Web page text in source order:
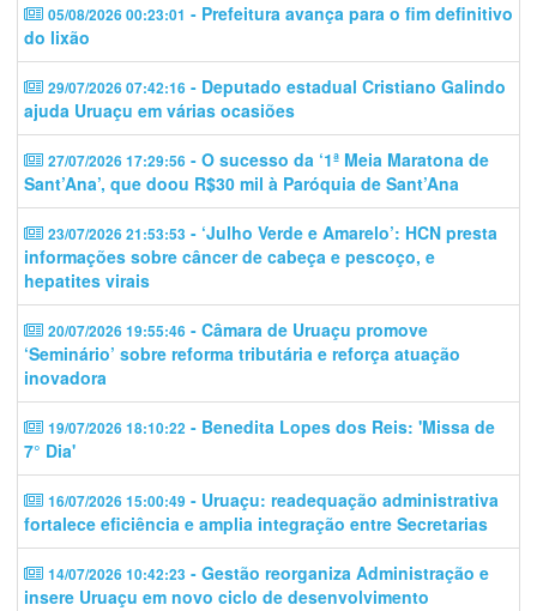
05/08/2026 00:23:01 - Prefeitura avança para o fim definitivo
do lixão
29/07/2026 07:42:16 - Deputado estadual Cristiano Galindo
ajuda Uruaçu em várias ocasiões
27/07/2026 17:29:56 - O sucesso da ‘1ª Meia Maratona de
Sant’Ana’, que doou R$30 mil à Paróquia de Sant’Ana
23/07/2026 21:53:53 - ‘Julho Verde e Amarelo’: HCN presta
informações sobre câncer de cabeça e pescoço, e
hepatites virais
20/07/2026 19:55:46 - Câmara de Uruaçu promove
‘Seminário’ sobre reforma tributária e reforça atuação
inovadora
19/07/2026 18:10:22 - Benedita Lopes dos Reis: 'Missa de
7° Dia'
16/07/2026 15:00:49 - Uruaçu: readequação administrativa
fortalece eficiência e amplia integração entre Secretarias
14/07/2026 10:42:23 - Gestão reorganiza Administração e
insere Uruaçu em novo ciclo de desenvolvimento